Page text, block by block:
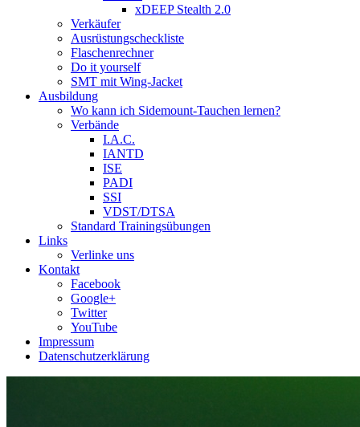
xDEEP Stealth 2.0
Verkäufer
Ausrüstungscheckliste
Flaschenrechner
Do it yourself
SMT mit Wing-Jacket
Ausbildung
Wo kann ich Sidemount-Tauchen lernen?
Verbände
I.A.C.
IANTD
ISE
PADI
SSI
VDST/DTSA
Standard Trainingsübungen
Links
Verlinke uns
Kontakt
Facebook
Google+
Twitter
YouTube
Impressum
Datenschutzerklärung